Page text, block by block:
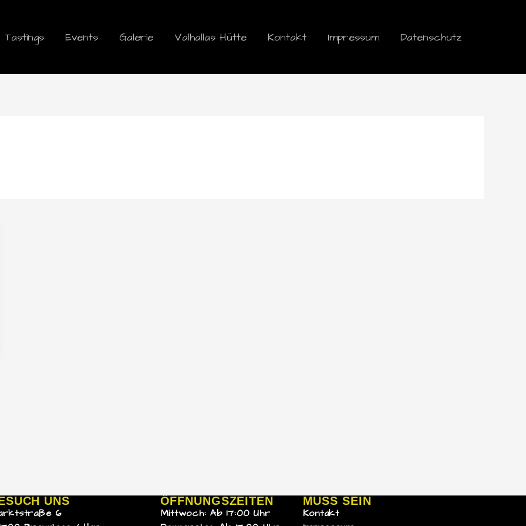
Tastings Events Galerie Valhallas Hütte Kontakt Impressum Datenschutz
UNS
6
ÖFFNUNGSZEITEN
Mittwoch: Ab 17:00 Uhr
MUSS SEIN
Kontakt